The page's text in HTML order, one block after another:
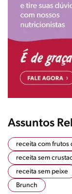
Assuntos
receita com frutos
receita sem
receita sem peixe
Brunch